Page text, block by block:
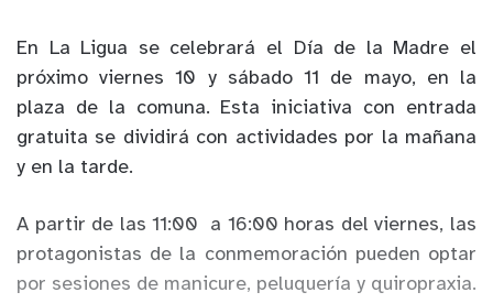
En La Ligua se celebrará el Día de la Madre el
próximo viernes 10 y sábado 11 de mayo, en la
plaza de la comuna. Esta iniciativa con entrada
gratuita se dividirá con actividades por la mañana
y en la tarde.
A partir de las 11:00 a 16:00 horas del viernes, las
protagonistas de la conmemoración pueden optar
por sesiones de manicure, peluquería y quiropraxia.